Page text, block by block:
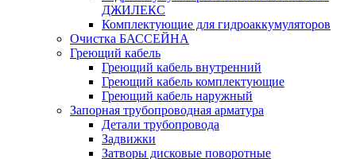
ДЖИЛЕКС
Комплектующие для гидроаккумуляторов
Очистка БАССЕЙНА
Греющий кабель
Греющий кабель внутренний
Греющий кабель комплектующие
Греющий кабель наружный
Запорная трубопроводная арматура
Детали трубопровода
Задвижки
Затворы дисковые поворотные